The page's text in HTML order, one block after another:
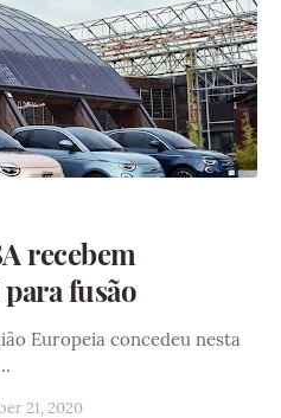
recebem
fusão
Europeia concedeu nesta
21, 2020